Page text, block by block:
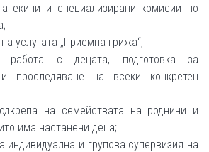
екипи и специализирани комисии по
услугата „Приемна грижа“;
работа с децата, подготовка за
проследяване на всеки конкретен
на семействата на роднини и
има настанени деца;
индивидуална и групова супервизия на